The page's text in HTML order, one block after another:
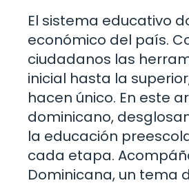
El sistema educativo
económico del país.
ciudadanos las
inicial hasta la
hacen único. En este
dominicano,
la educación
cada etapa.
Dominicana, un tema